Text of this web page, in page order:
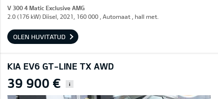
V 300 4 Matic Exclusive AMG
2.0 (176 kW) Diisel, 2021, 160 000 , Automaat , hall met.
OLEN HUVITATUD
KIA EV6 GT-LINE TX AWD
39 900 € i